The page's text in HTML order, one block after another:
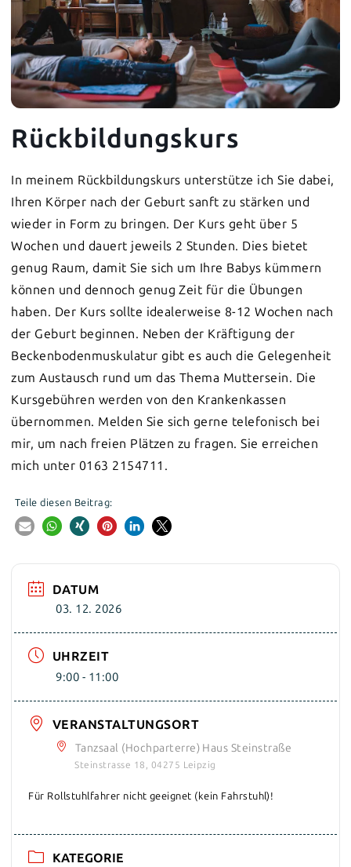
Rückbildungskurs
In meinem Rückbildungskurs unterstütze ich Sie dabei,
Ihren Körper nach der Geburt sanft zu stärken und
wieder in Form zu bringen. Der Kurs geht über 5
Wochen und dauert jeweils 2 Stunden. Dies bietet
genug Raum, damit Sie sich um Ihre Babys kümmern
können und dennoch genug Zeit für die Übungen
haben. Der Kurs sollte idealerweise 8-12 Wochen nach
der Geburt beginnen. Neben der Kräftigung der
Beckenbodenmuskulatur gibt es auch die Gelegenheit
zum Austausch rund um das Thema Muttersein. Die
Kursgebühren werden von den Krankenkassen
übernommen. Melden Sie sich gerne telefonisch bei
mir, um nach freien Plätzen zu fragen. Sie erreichen
mich unter 0163 2154711.
Teile diesen Beitrag:
DATUM
03. 12. 2026
UHRZEIT
9:00 - 11:00
VERANSTALTUNGSORT
Tanzsaal (Hochparterre) Haus Steinstraße
Steinstrasse 18, 04275 Leipzig
Für Rollstuhlfahrer nicht geeignet (kein Fahrstuhl)!
KATEGORIE